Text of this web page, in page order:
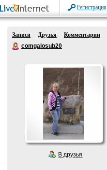
Регистрация
Записи Друзья
Комментарии
comgalosub20
В друзья